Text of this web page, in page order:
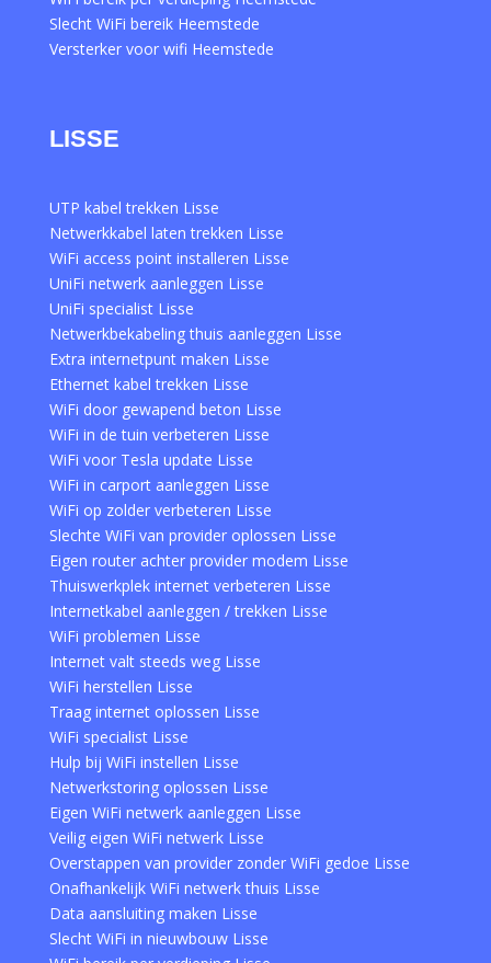
Slecht WiFi bereik Heemstede
Versterker voor wifi Heemstede
LISSE
UTP kabel trekken Lisse
Netwerkkabel laten trekken Lisse
WiFi access point installeren Lisse
UniFi netwerk aanleggen Lisse
UniFi specialist Lisse
Netwerkbekabeling thuis aanleggen Lisse
Extra internetpunt maken Lisse
Ethernet kabel trekken Lisse
WiFi door gewapend beton Lisse
WiFi in de tuin verbeteren Lisse
WiFi voor Tesla update Lisse
WiFi in carport aanleggen Lisse
WiFi op zolder verbeteren Lisse
Slechte WiFi van provider oplossen Lisse
Eigen router achter provider modem Lisse
Thuiswerkplek internet verbeteren Lisse
Internetkabel aanleggen / trekken Lisse
WiFi problemen Lisse
Internet valt steeds weg Lisse
WiFi herstellen Lisse
Traag internet oplossen Lisse
WiFi specialist Lisse
Hulp bij WiFi instellen Lisse
Netwerkstoring oplossen Lisse
Eigen WiFi netwerk aanleggen Lisse
Veilig eigen WiFi netwerk Lisse
Overstappen van provider zonder WiFi gedoe Lisse
Onafhankelijk WiFi netwerk thuis Lisse
Data aansluiting maken Lisse
Slecht WiFi in nieuwbouw Lisse